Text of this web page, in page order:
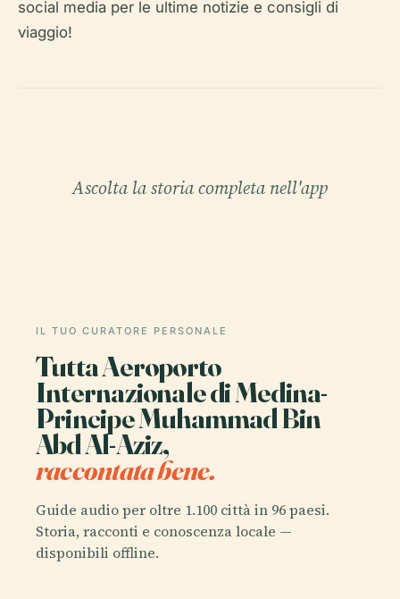
social media per le ultime notizie e consigli di
viaggio!
Ascolta la storia completa nell'app
IL TUO CURATORE PERSONALE
Tutta Aeroporto
Internazionale di Medina-
Principe Muhammad Bin
Abd Al-Aziz,
raccontata bene.
Guide audio per oltre 1.100 città in 96 paesi.
Storia, racconti e conoscenza locale —
disponibili offline.